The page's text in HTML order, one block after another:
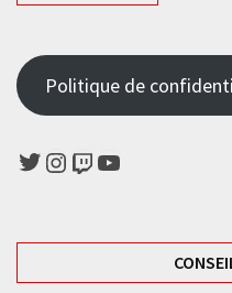
Politique de
Twitter
Instagram
TwitchYouTube